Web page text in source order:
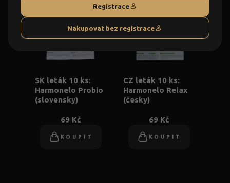
Registrace
Nakupovat bez registrace
SK leták 10 ks:
Harmonelo Probio
(slovensky)
69 Kč
KOUPIT
CZ leták 10 ks:
Harmonelo Relax
(česky)
69 Kč
KOUPIT